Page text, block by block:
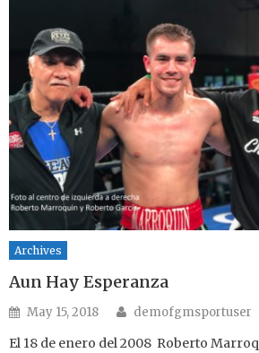
Archives
Aun Hay Esperanza
Posted on
May 15, 2018 Author
demofgmsportuser
El 18 de enero del 2008 Roberto